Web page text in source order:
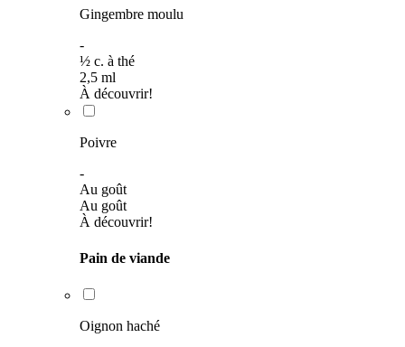
Gingembre moulu
-
½ c. à thé
2,5 ml
À découvrir!
Poivre
-
Au goût
Au goût
À découvrir!
Pain de viande
Oignon haché